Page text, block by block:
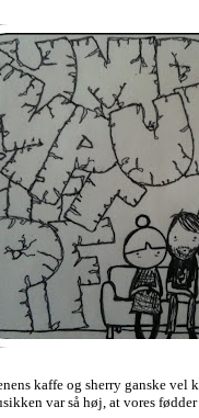
kaffe og sherry ganske
var så høj, at vores